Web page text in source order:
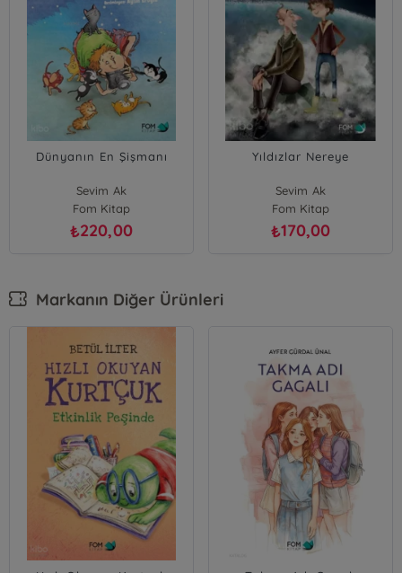
Dünyanın En Şişmanı
Sevim Ak
Fom Kitap
₺220,00
Yıldızlar Nereye
Sevim Ak
Fom Kitap
₺170,00
Markanın Diğer Ürünleri